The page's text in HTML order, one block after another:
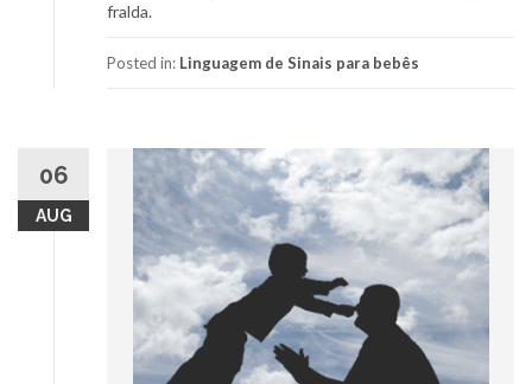
fralda.
Posted in: Linguagem de Sinais para bebês
06
AUG